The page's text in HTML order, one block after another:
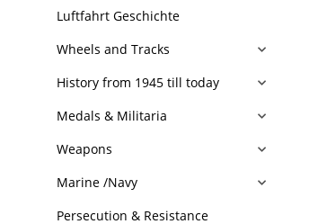
Luftfahrt Geschichte
Wheels and Tracks
History from 1945 till today
Medals & Militaria
Weapons
Marine /Navy
Persecution & Resistance